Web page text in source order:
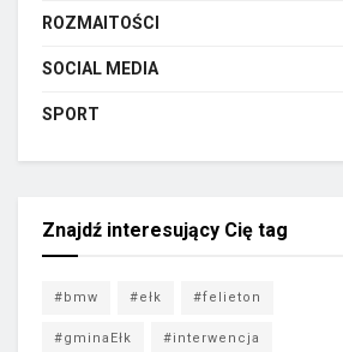
ROZMAITOŚCI
SOCIAL MEDIA
SPORT
Znajdź interesujący Cię tag
#bmw #ełk #felieton
#gminaEłk #interwencja